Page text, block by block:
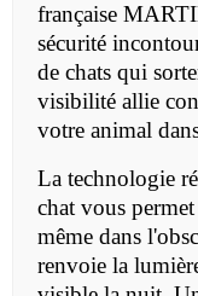
française
sécurité
de chats qui
visibilité allie
votre animal
La technologie
chat vous
même dans
renvoie la